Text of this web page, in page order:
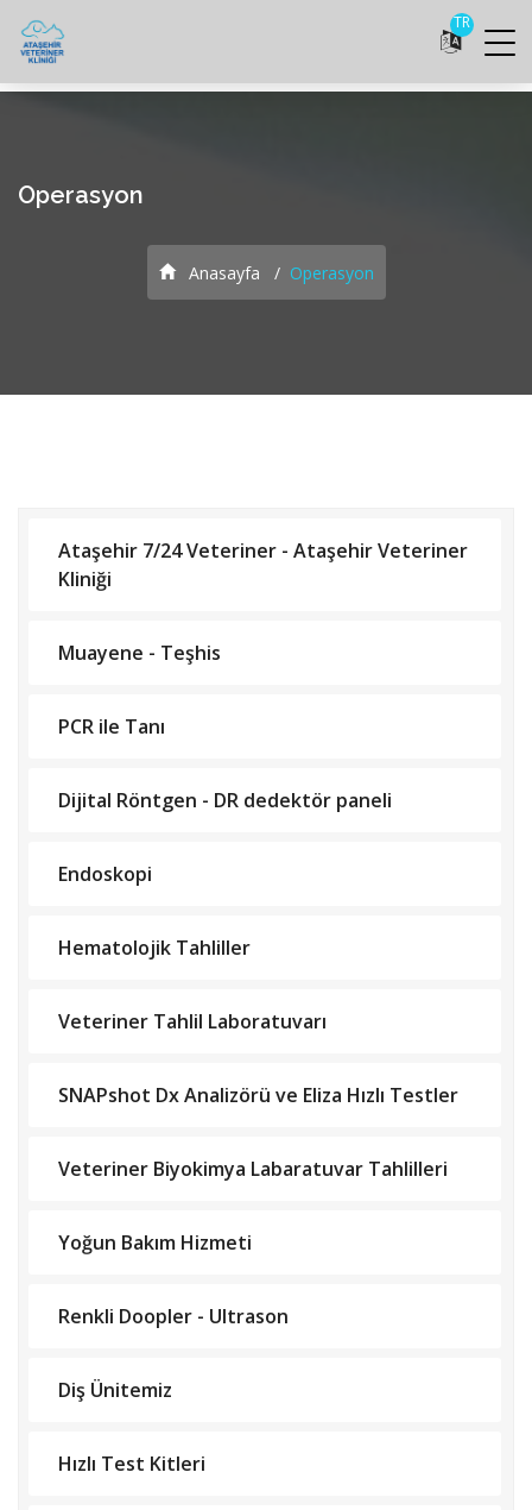
TR
Operasyon
Anasayfa Operasyon
Ataşehir 7/24 Veteriner - Ataşehir Veteriner
Kliniği
Muayene - Teşhis
PCR ile Tanı
Dijital Röntgen - DR dedektör paneli
Endoskopi
Hematolojik Tahliller
Veteriner Tahlil Laboratuvarı
SNAPshot Dx Analizörü ve Eliza Hızlı Testler
Veteriner Biyokimya Labaratuvar Tahlilleri
Yoğun Bakım Hizmeti
Renkli Doopler - Ultrason
Diş Ünitemiz
Hızlı Test Kitleri